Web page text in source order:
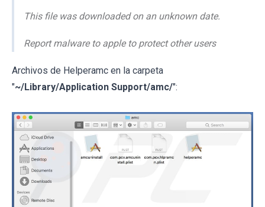
This file was downloaded on an unknown date.
Report malware to apple to protect other users
Archivos de Helperamc en la carpeta
"~/Library/Application Support/amc/":